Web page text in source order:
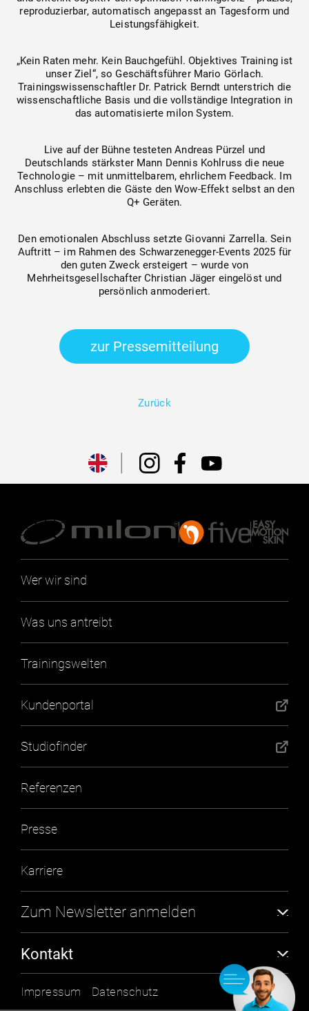
reproduzierbar, automatisch angepasst an Tagesform und
Leistungsfähigkeit.
„Kein Raten mehr. Kein Bauchgefühl. Objektives Training ist
unser Ziel“, so Geschäftsführer Mario Görlach.
Trainingswissenschaftler Dr. Patrick Berndt unterstrich die
wissenschaftliche Basis und die vollständige Integration in
das automatisierte milon System.
Live auf der Bühne testeten Andreas Pürzel und
Deutschlands stärkster Mann Dennis Kohlruss die neue
Technologie – mit unmittelbarem, ehrlichem Feedback. Im
Anschluss erlebten die Gäste den Wow-Effekt selbst an den
Q+ Geräten.
Den emotionalen Abschluss setzte Giovanni Zarrella. Sein
Auftritt – im Rahmen des Schwarzenegger-Events 2025 für
den guten Zweck ersteigert – wurde von
Mehrheitsgesellschafter Christian Jäger eingelöst und
persönlich anmoderiert.
zur Pressemitteilung
Zurück
Wer wir sind
Was uns antreibt
Trainingswelten
Kundenportal
Studiofinder
Referenzen
Presse
Karriere
Zum Newsletter anmelden
Abonnieren
Kontakt
milon industries GmbH
Impressum Datenschutz